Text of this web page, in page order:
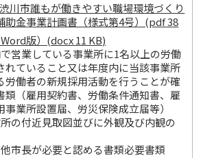
渋川市誰もが働きやすい職場環境づくり
助金事業計画書（様式第4号）(pdf 38
Word版）(docx 11 KB)
で営業している事業所に1名以上の労働
れていること又は年度内に当該事業所
労働者の新規採用活動を行うことが確
類（雇用契約書、労働条件通知書、雇
事業所設置届、労災保険成立届等）
所の付近見取図並びに外観及び内観の
他市長が必要と認める書類必要書類